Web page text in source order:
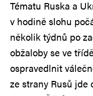
Tématu Ruska a
v hodině slohu
několik týdnů po
obžaloby se ve
ospravedlnit
ze strany Rusů jde